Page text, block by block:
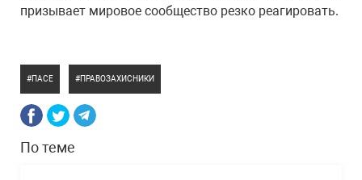
призывает мировое сообщество резко реагировать.
ПАСЕ ПРАВОЗАХИСНИКИ
По теме